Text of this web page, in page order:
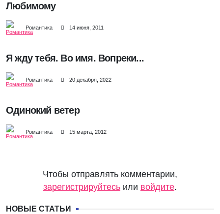
Любимому
Романтика 14 июня, 2011
Я жду тебя. Во имя. Вопреки...
Романтика 20 декабря, 2022
Одинокий ветер
Романтика 15 марта, 2012
Чтобы отправлять комментарии,
зарегистрируйтесь или войдите.
НОВЫЕ СТАТЬИ